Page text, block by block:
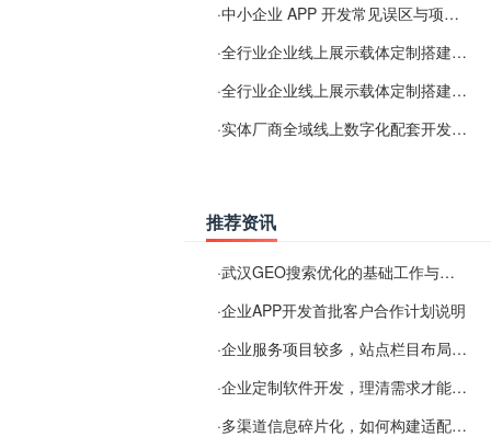
·中小企业 APP 开发常见误区与项目规划实用经验
·全行业企业线上展示载体定制搭建服务
·全行业企业线上展示载体定制搭建服务
·实体厂商全域线上数字化配套开发与地域检索优化服务
推荐资讯
·武汉GEO搜索优化的基础工作与实施思路
·企业APP开发首批客户合作计划说明
·企业服务项目较多，站点栏目布局规划参考思路
·企业定制软件开发，理清需求才能提升数字化落地效率
·多渠道信息碎片化，如何构建适配 AI 检索的品牌信息源